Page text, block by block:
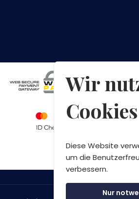
Wir
Cookies
Diese Website
um die
verbessern.
Nur